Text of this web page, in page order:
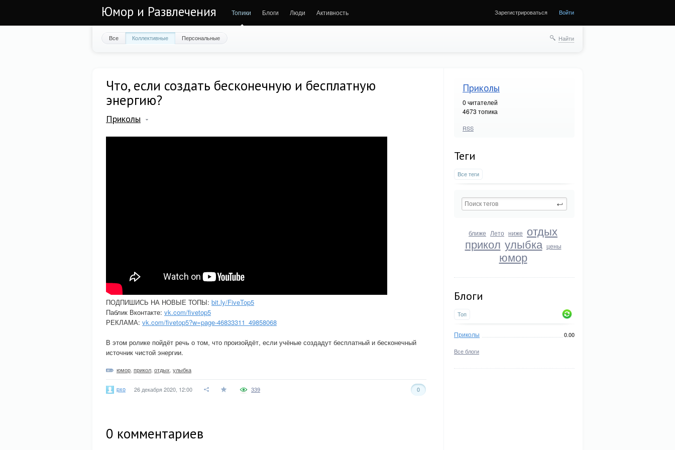
Юмор и Развлечения Топики Блоги Люди Активность Зарегистрироваться Войти
Все Коллективные Персональные Найти
Приколы
0 читателей
4673 топика
RSS
Теги
Все теги
ближе Лето ниже отдых
прикол улыбка цены
юмор
Блоги
Топ
Приколы 0.00
Все блоги
Что, если создать бесконечную и бесплатную
энергию?
Приколы
ПОДПИШИСЬ НА НОВЫЕ ТОПЫ: bit.ly/FiveTop5
Паблик Вконтакте: vk.com/fivetop5
РЕКЛАМА: vk.com/fivetop5?w=page-46833311_49858068
В этом ролике пойдёт речь о том, что произойдёт, если учёные создадут бесплатный и бесконечный
источник чистой энергии.
юмор прикол отдых улыбка
pxo 26 декабря 2020, 12:00 0
339
0 комментариев